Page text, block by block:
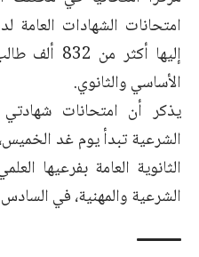
إليها
الأساسي والثانوي.
يذكر أن امتحانات شهادتي
الشرعية تبدأ يوم غد
الثانوية العامة بفرعيها
الشرعية والمهنية، في